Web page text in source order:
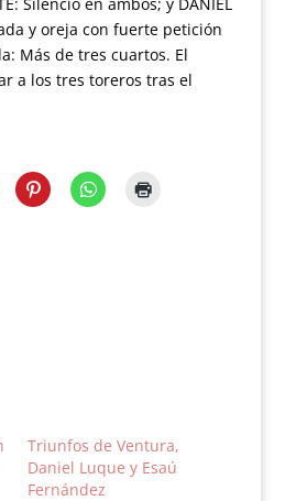
y oreja con fuerte petición
Más de tres cuartos. El
a los tres toreros tras el
Triunfos de Ventura,
Daniel Luque y Esaú
Fernández